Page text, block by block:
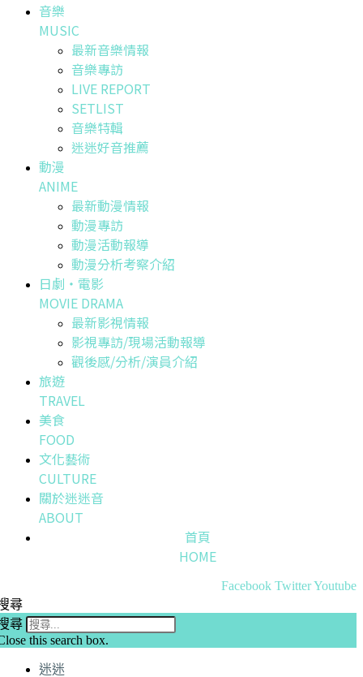
音樂
MUSIC
最新音樂情報
音樂專訪
LIVE REPORT
SETLIST
音樂特輯
迷迷好音推薦
動漫
ANIME
最新動漫情報
動漫專訪
動漫活動報導
動漫分析考察介紹
日劇・電影
MOVIE DRAMA
最新影視情報
影視專訪/現場活動報導
觀後感/分析/演員介紹
旅遊
TRAVEL
美食
FOOD
文化藝術
CULTURE
關於迷迷音
ABOUT
首頁
HOME
Facebook TwitterYoutube
尋
尋
this search box.
迷迷